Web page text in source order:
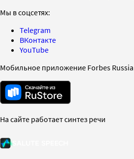
Мы в соцсетях:
Telegram
ВКонтакте
YouTube
Мобильное приложение Forbes
На сайте работает синтез речи